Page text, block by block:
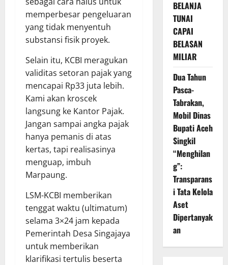
memperbesar pengeluaran
yang tidak menyentuh
substansi fisik proyek.
Selain itu, KCBI meragukan
validitas setoran pajak yang
mencapai Rp33 juta lebih.
Kami akan kroscek
langsung ke Kantor Pajak.
Jangan sampai angka pajak
hanya pemanis di atas
kertas, tapi realisasinya
menguap, imbuh
Marpaung.
LSM-KCBI memberikan
tenggat waktu (ultimatum)
selama 3×24 jam kepada
Pemerintah Desa Singajaya
untuk memberikan
klarifikasi tertulis beserta
BELANJA
TUNAI
CAPAI
BELASAN
MILIAR
Dua Tahun
Pasca-
Tabrakan,
Mobil Dinas
Bupati Aceh
Singkil
“Menghilan
g”:
Transparans
i Tata Kelola
Aset
Dipertanyak
an